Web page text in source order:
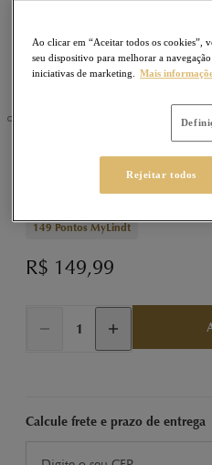
Sku
Caixa Deluxe LINDOR
149Pontos MyLindt
R$ 149,99
Calcule frete e prazo de entrega
Ao clicar em “Aceitar todos os cookies”,
seu dispositivo para melhorar a
iniciativas de marketing. Mais
Rejeitar todos